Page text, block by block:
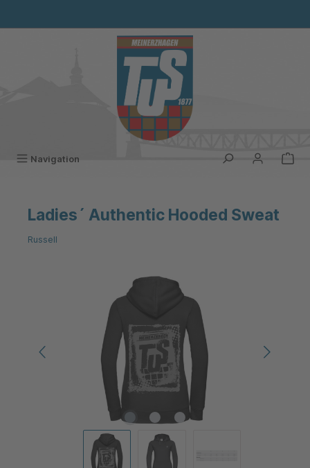
Navigation
Ladies´ Authentic Hooded Sweat
Russell
Bildergalerie überspringen